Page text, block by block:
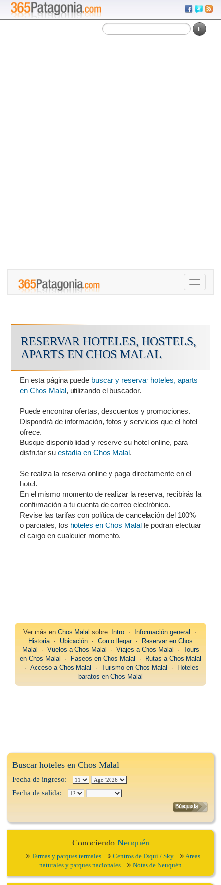
Toggle
RESERVAR HOTELES, HOSTELS,
APARTS EN CHOS MALAL
En esta página puede buscar y reservar hoteles, aparts
en Chos Malal, utilizando el buscador.
Puede encontrar ofertas, descuentos y promociones.
Dispondrá de información, fotos y servicios que el hotel
ofrece.
Busque disponibilidad y reserve su hotel online, para
disfrutar su estadía en Chos Malal.
Se realiza la reserva online y paga directamente en el
hotel.
En el mismo momento de realizar la reserva, recibirás la
confirmación a tu cuenta de correo electrónico.
Revise las tarifas con política de cancelación del 100%
o parciales, los hoteles en Chos Malal le podrán efectuar
el cargo en cualquier momento.
Ver más en Chos Malal sobre Intro∙ Información general ∙
Historia∙ Ubicación ∙ Como llegar∙
Reservar en Chos
Malal ∙ Vuelos a Chos Malal ∙ Viajes a Chos Malal ∙ Tours
en Chos Malal
∙ Paseos en Chos Malal ∙
Rutas a Chos Malal
∙ Acceso a Chos Malal ∙ Turismo en Chos Malal ∙
Hoteles
baratos en Chos Malal
Buscar hoteles en Chos Malal
Fecha de ingreso:
Fecha de salida:
Conociendo Neuquén
Termas y parques termales Centros de Esquí / Sky
Areas
naturales y parques nacionales
Notas de Neuquén